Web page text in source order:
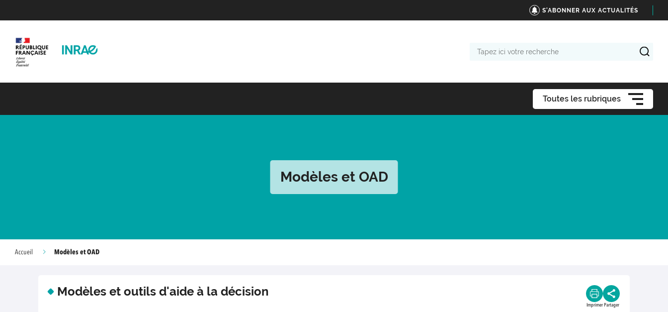
S'ABONNER AUX ACTUALITÉS
Toutes les rubriques
Modèles et OAD
Accueil Modèles et OAD
Modèles et outils d'aide à la décision
Imprimer Partager